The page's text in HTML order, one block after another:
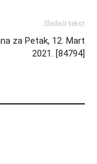
Sledeći tekst
za Petak, 12. Mart
2021. [84794]